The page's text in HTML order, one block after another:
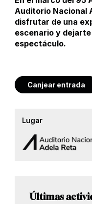
Auditorio Nacional
disfrutar de una
escenario y
espectáculo.
Canjear entrada
Lugar
Últimas